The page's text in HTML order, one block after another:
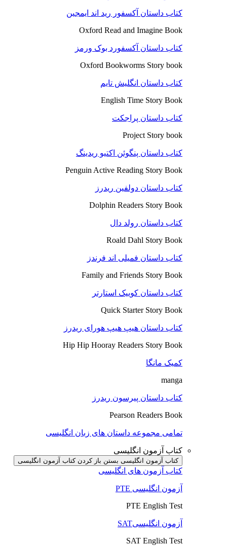
کتاب داستان آکسفور رید اند ایمجین
Oxford Read and Imagine Book
کتاب داستان آکسفورد بوک ورمز
Oxford Bookworms Story book
کتاب داستان انگلیش تایم
English Time Story Book
کتاب داستان پراجکت
Project Story book
کتاب داستان پنگوئن اکتیو ریدینگ
Penguin Active Reading Story Book
کتاب داستان دولفین ریدرز
Dolphin Readers Story Book
کتاب داستان رولد دال
Roald Dahl Story Book
کتاب داستان فمیلی اند فرندز
Family and Friends Story Book
کتاب داستان کوییک استارتر
Quick Starter Story Book
کتاب داستان هیپ هیپ هورای ریدرز
Hip Hip Hooray Readers Story Book
کمیک مانگا
manga
کتاب داستان پیرسون ریدرز
Pearson Readers Book
تمامی مجموعه داستان های زبان انگلیسی
کتاب آزمون انگلیسی
کتاب آزمون انگلیسی بستن باز کردن کتاب آزمون انگلیسی
کتاب آزمون های انگلیسی
آزمون انگلیسی PTE
PTE English Test
آزمون انگلیسیSAT
SAT English Test